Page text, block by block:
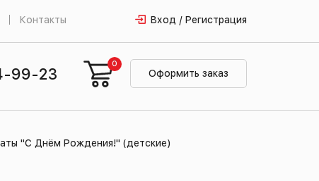
Контакты Вход / Регистрация
99-23 Оформить заказ
0
"С Днём Рождения!" (детские)